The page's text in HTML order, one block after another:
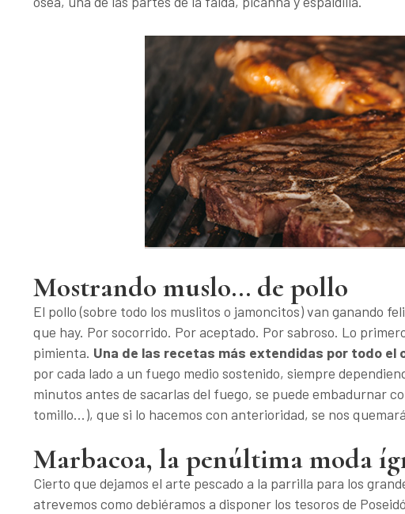
Mostrando muslo... de pollo
El pollo (sobre todo los muslitos o jamoncitos) van ganando
que hay. Por socorrido. Por aceptado. Por sabroso. Lo
pimienta. Una de las recetas más extendidas por todo el
por cada lado a un fuego medio sostenido, siempre
minutos antes de sacarlas del fuego, se puede embadurnar
tomillo...), que si lo hacemos con anterioridad, se nos
Marbacoa, la penúltima moda
Cierto que dejamos el arte pescado a la parrilla para los
atrevemos como debiéramos a disponer los tesoros de